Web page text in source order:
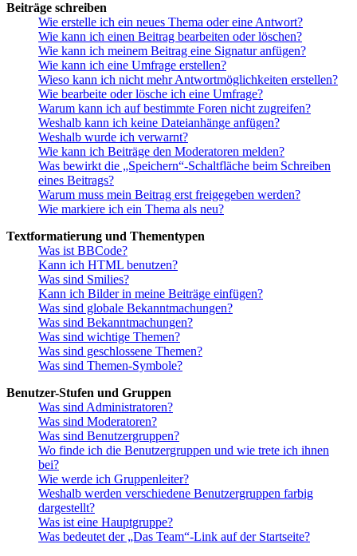
Beiträge schreiben
Wie erstelle ich ein neues Thema oder eine Antwort?
Wie kann ich einen Beitrag bearbeiten oder löschen?
Wie kann ich meinem Beitrag eine Signatur anfügen?
Wie kann ich eine Umfrage erstellen?
Wieso kann ich nicht mehr Antwortmöglichkeiten erstellen?
Wie bearbeite oder lösche ich eine Umfrage?
Warum kann ich auf bestimmte Foren nicht zugreifen?
Weshalb kann ich keine Dateianhänge anfügen?
Weshalb wurde ich verwarnt?
Wie kann ich Beiträge den Moderatoren melden?
Was bewirkt die „Speichern“-Schaltfläche beim Schreiben
eines Beitrags?
Warum muss mein Beitrag erst freigegeben werden?
Wie markiere ich ein Thema als neu?
Textformatierung und Thementypen
Was ist BBCode?
Kann ich HTML benutzen?
Was sind Smilies?
Kann ich Bilder in meine Beiträge einfügen?
Was sind globale Bekanntmachungen?
Was sind Bekanntmachungen?
Was sind wichtige Themen?
Was sind geschlossene Themen?
Was sind Themen-Symbole?
Benutzer-Stufen und Gruppen
Was sind Administratoren?
Was sind Moderatoren?
Was sind Benutzergruppen?
Wo finde ich die Benutzergruppen und wie trete ich ihnen
bei?
Wie werde ich Gruppenleiter?
Weshalb werden verschiedene Benutzergruppen farbig
dargestellt?
Was ist eine Hauptgruppe?
Was bedeutet der „Das Team“-Link auf der Startseite?